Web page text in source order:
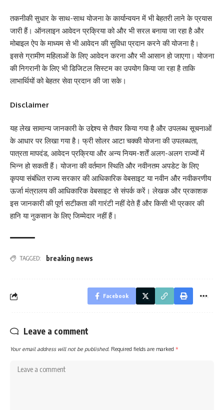
तकनीकी सुधार के साथ-साथ योजना के कार्यान्वयन में भी बेहतरी लाने के प्रयास
जारी हैं। ऑनलाइन आवेदन प्रक्रिया को और भी सरल बनाया जा रहा है और
मोबाइल ऐप के माध्यम से भी आवेदन की सुविधा प्रदान करने की योजना है।
इससे ग्रामीण महिलाओं के लिए आवेदन करना और भी आसान हो जाएगा। योजना
की निगरानी के लिए भी डिजिटल सिस्टम का उपयोग किया जा रहा है ताकि
लाभार्थियों को बेहतर सेवा प्रदान की जा सके।
Disclaimer
यह लेख सामान्य जानकारी के उद्देश्य से तैयार किया गया है और उपलब्ध सूचनाओं
के आधार पर लिखा गया है। फ्री सोलर आटा चक्की योजना की उपलब्धता,
पात्रता मापदंड, आवेदन प्रक्रिया और अन्य नियम-शर्तें अलग-अलग राज्यों में
भिन्न हो सकती हैं। योजना की वर्तमान स्थिति और नवीनतम अपडेट के लिए
कृपया संबंधित राज्य सरकार की आधिकारिक वेबसाइट या नवीन और नवीकरणीय
ऊर्जा मंत्रालय की आधिकारिक वेबसाइट से संपर्क करें। लेखक और प्रकाशक
इस जानकारी की पूर्ण सटीकता की गारंटी नहीं देते हैं और किसी भी प्रकार की
हानि या नुकसान के लिए जिम्मेदार नहीं हैं।
TAGGED: breaking news
Facebook
Leave a comment
Your email address will not be published. Required fields are marked *